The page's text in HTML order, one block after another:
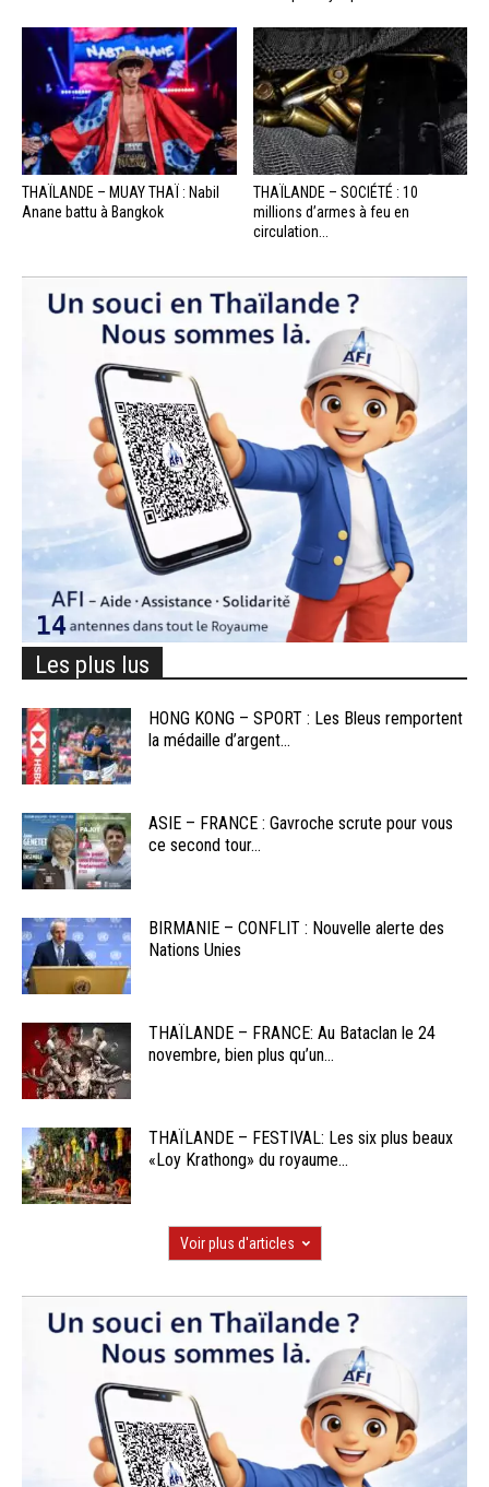
THAÏLANDE – MUAY THAÏ : Nabil
Anane battu à Bangkok
THAÏLANDE – SOCIÉTÉ : 10
millions d’armes à feu en
circulation...
Les plus lus
HONG KONG – SPORT : Les Bleus remportent
la médaille d’argent...
ASIE – FRANCE : Gavroche scrute pour vous
ce second tour...
BIRMANIE – CONFLIT : Nouvelle alerte des
Nations Unies
THAÏLANDE – FRANCE: Au Bataclan le 24
novembre, bien plus qu’un...
THAÏLANDE – FESTIVAL: Les six plus beaux
«Loy Krathong» du royaume...
Voir plus d'articles